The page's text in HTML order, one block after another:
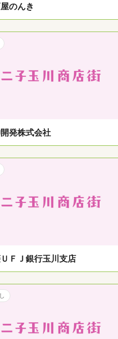
のんき
発株式会社
ＦＪ銀行玉川支店